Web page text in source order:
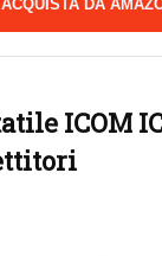
ACQUISTA DA
ICOM